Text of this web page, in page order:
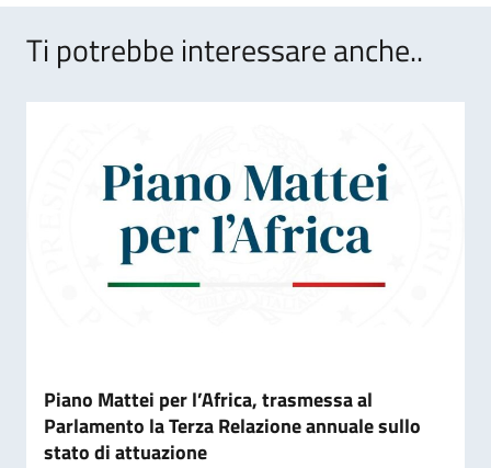
Ti potrebbe interessare anche..
Piano Mattei per l’Africa, trasmessa al
Parlamento la Terza Relazione annuale sullo
stato di attuazione